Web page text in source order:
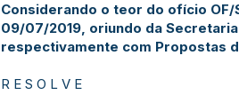
Considerando o teor do ofício OF/
09/07/2019, oriundo da
respectivamente com Propostas
R E S O L V E